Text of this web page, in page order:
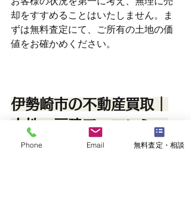
却をすすめることはいたしません。ま
ずは無料査定にて、ご所有の土地の価
値をお確かめください。
伊勢崎市の不動産買取｜
土地・戸建て・マンショ
ンの相談なら
Phone Email 無料査定・相談